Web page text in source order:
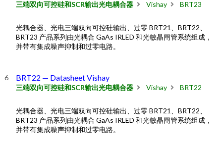
三端双向可控硅和SCR输出光电耦合器 Vishay BRT23
光耦合器、光电三端双向可控硅输出、过零 BRT21、BRT22、
BRT23 产品系列由光耦合 GaAs IRLED 和光敏晶闸管系统组成，
并带有集成噪声抑制和过零电路。
BRT22 — Datasheet Vishay
三端双向可控硅和SCR输出光电耦合器 Vishay BRT22
光耦合器、光电三端双向可控硅输出、过零 BRT21、BRT22、
BRT23 产品系列由光耦合 GaAs IRLED 和光敏晶闸管系统组成，
并带有集成噪声抑制和过零电路。